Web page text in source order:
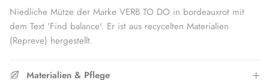
Niedliche Mütze der Marke VERB TO DO in bordeauxrot mit
dem Text 'Find balance'. Er ist aus recycelten Materialien
(Repreve) hergestellt.
Materialien & Pflege